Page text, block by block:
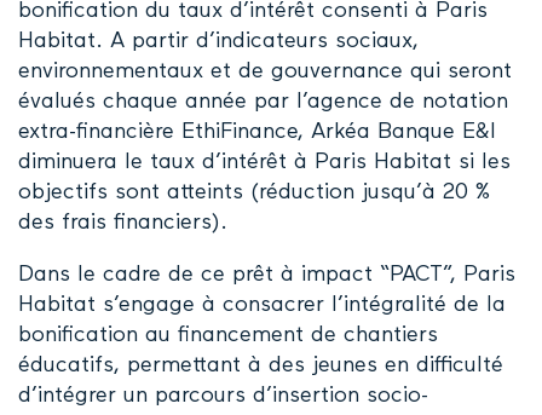
bonification du taux d’intérêt consenti à Paris
Habitat. A partir d’indicateurs sociaux,
environnementaux et de gouvernance qui seront
évalués chaque année par l’agence de notation
extra-financière EthiFinance, Arkéa Banque E&I
diminuera le taux d’intérêt à Paris Habitat si les
objectifs sont atteints (réduction jusqu’à 20 %
des frais financiers).
Dans le cadre de ce prêt à impact “PACT”, Paris
Habitat s’engage à consacrer l’intégralité de la
bonification au financement de chantiers
éducatifs, permettant à des jeunes en difficulté
d’intégrer un parcours d’insertion socio-